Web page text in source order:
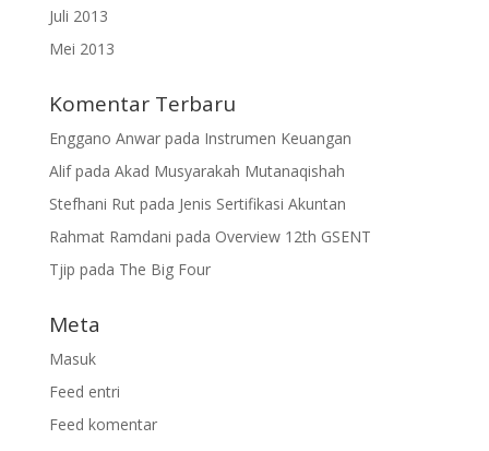
Juli 2013
Mei 2013
Komentar Terbaru
Enggano Anwarpada Instrumen Keuangan
Alifpada Akad Musyarakah Mutanaqishah
Stefhani Rutpada Jenis Sertifikasi Akuntan
Rahmat Ramdani pada Overview 12th GSENT
Tjip pada The Big Four
Meta
Masuk
Feed entri
Feed komentar